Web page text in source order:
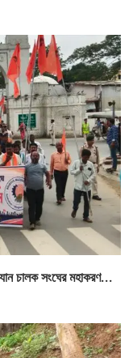
চালক সংঘের মহাকরণ...